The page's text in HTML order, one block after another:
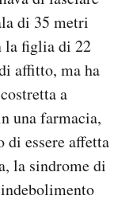
di 35 metri
la figlia di 22
affitto, ma ha
a
una farmacia,
di essere affetta
la sindrome di